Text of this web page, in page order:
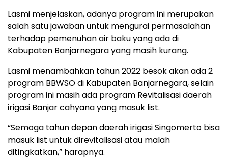
Lasmi menjelaskan, adanya program ini merupakan
salah satu jawaban untuk mengurai permasalahan
terhadap pemenuhan air baku yang ada di
Kabupaten Banjarnegara yang masih kurang.
Lasmi menambahkan tahun 2022 besok akan ada 2
program BBWSO di Kabupaten Banjarnegara, selain
program ini masih ada program Revitalisasi daerah
irigasi Banjar cahyana yang masuk list.
“Semoga tahun depan daerah irigasi Singomerto bisa
masuk list untuk direvitalisasi atau malah
ditingkatkan,” harapnya.